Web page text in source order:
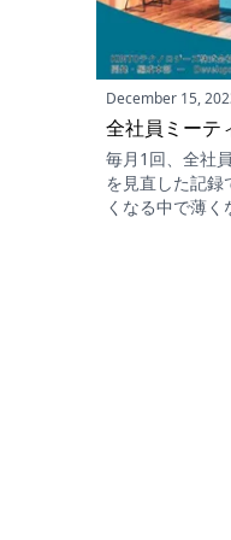
December 15,
全社員ミーテ
毎月1回、全社
を見直した記録
くなる中で薄